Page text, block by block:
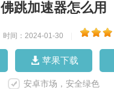
佛跳加速器怎么用
时间：2024-01-30
苹果下载
安卓市场，安全绿色